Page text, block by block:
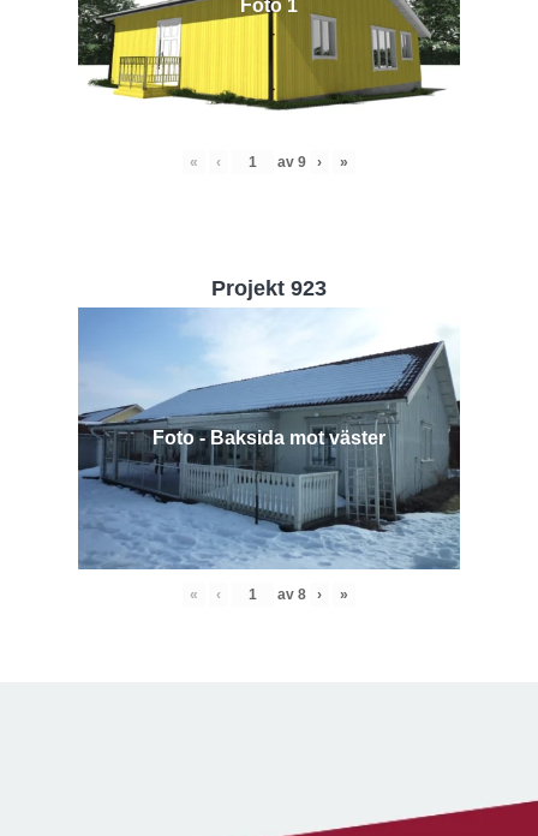
Foto 1
« ‹ av 9 › »
Projekt 923
Foto - Baksida mot väster
« ‹ av 8 › »